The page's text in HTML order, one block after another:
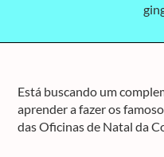
Está buscando um
aprender a fazer os
das Oficinas de Natal da